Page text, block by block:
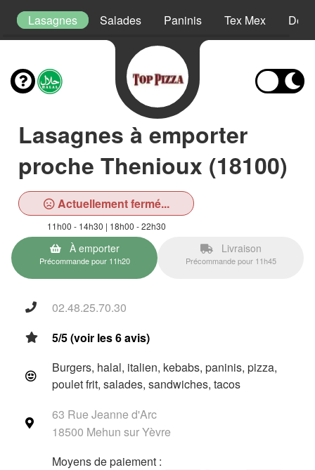
Lasagnes Salades Paninis Tex Mex
Lasagnes à emporter
proche Thenioux (18100)
Actuellement fermé...
11h00 - 14h30 | 18h00 - 22h30
À emporter
Précommande pour 11h20
Livraison
Précommande pour 11h45
02.48.25.70.30
5/5 (voir les 6 avis)
Burgers, halal, italien, kebabs, paninis, pizza,
poulet frit, salades, sandwiches, tacos
63 Rue Jeanne d'Arc
18500 Mehun sur Yèvre
Moyens de paiement :